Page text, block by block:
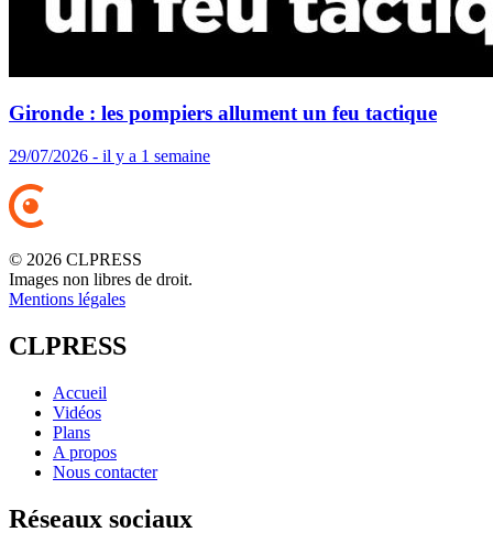
Gironde : les pompiers allument un feu tactique
29/07/2026 - il y a 1 semaine
© 2026 CLPRESS
Images non libres de droit.
Mentions légales
CLPRESS
Accueil
Vidéos
Plans
A propos
Nous contacter
Réseaux sociaux